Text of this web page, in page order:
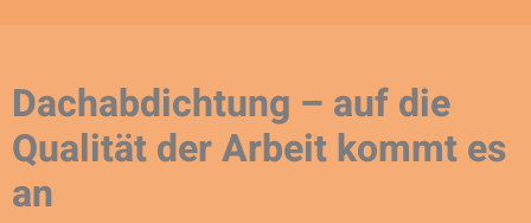
Dachabdichtung – auf die
Qualität der Arbeit kommt es
an